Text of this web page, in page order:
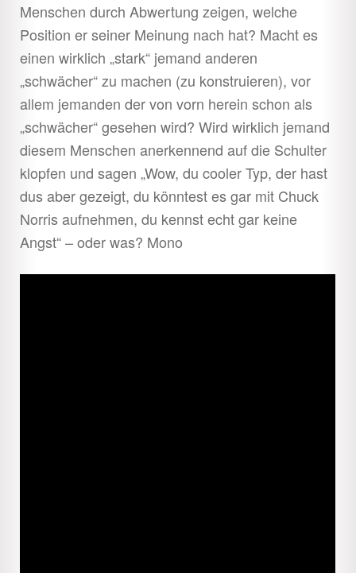
Menschen durch Abwertung zeigen, welche
Position er seiner Meinung nach hat? Macht es
einen wirklich „stark“ jemand anderen
„schwächer“ zu machen (zu konstruieren), vor
allem jemanden der von vorn herein schon als
„schwächer“ gesehen wird? Wird wirklich jemand
diesem Menschen anerkennend auf die Schulter
klopfen und sagen „Wow, du cooler Typ, der hast
dus aber gezeigt, du könntest es gar mit Chuck
Norris aufnehmen, du kennst echt gar keine
Angst“ – oder was? Mono